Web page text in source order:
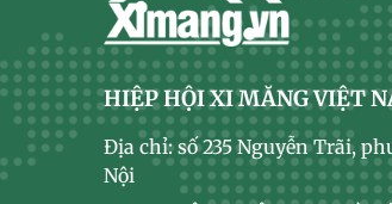
HIỆP HỘI XI MĂNG VIỆT
Địa chỉ: số 235 Nguyễn Trãi,
Nội